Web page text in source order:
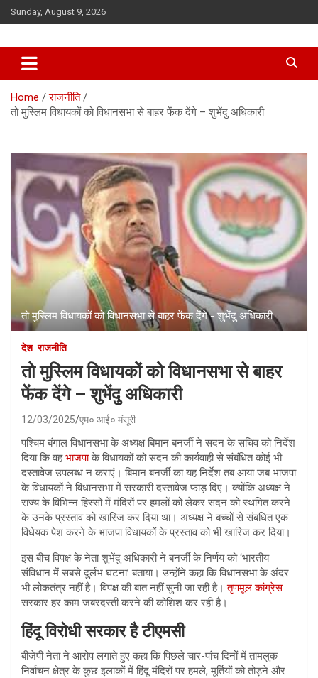
Skip
to
Sunday, August 9, 2026
Home
राजनीति
तो मुस्लिम विधायकों को विधानसभा से बाहर फेंक देंगे – शुभेंदु अधिकारी
तो मुस्लिम विधायकों को विधानसभा से बाहर फेंक देंगे - शुभेंदु अधिकारी
देश राजनीति
तो मुस्लिम विधायकों को विधानसभा से बाहर
फेंक देंगे – शुभेंदु अधिकारी
12/03/2025 एम० आई० मंसूरी
पश्चिम बंगाल विधानसभा के अध्यक्ष बिमान बनर्जी ने सदन के सचिव को निर्देश
दिया कि वहभाजपाके विधायकों को सदन की कार्यवाही से संबंधित कोई भी
दस्तावेज उपलब्ध न कराएं। बिमान बनर्जी का यह निर्देश तब आया जब भाजपा
के विधायकों ने विधानसभा में सरकारी दस्तावेज फाड़ दिए। क्योंकि अध्यक्ष ने
राज्य के विभिन्न हिस्सों में मंदिरों पर हमलों को लेकर सदन को स्थगित करने
के उनके प्रस्ताव को खारिज कर दिया था। अध्यक्ष ने बच्चों से संबंधित एक
विधेयक पेश करने के भाजपा विधायकों के प्रस्ताव को भी खारिज कर दिया।
इस बीच विपक्ष के नेता शुभेंदु अधिकारी ने बनर्जी के निर्णय को ‘भारतीय
संविधान में सबसे दुर्लभ घटना’ बताया। उन्होंने कहा कि विधानसभा के अंदर
भी लोकतंत्र नहीं है। विपक्ष की बात नहीं सुनी जा रही है।तृणमूल कांग्रेस
सरकार हर काम जबरदस्ती करने की कोशिश कर रही है।
हिंदू विरोधी सरकार है टीएमसी
बीजेपी नेता ने आरोप लगाते हुए कहा कि पिछले चार-पांच दिनों में तामलुक
निर्वाचन क्षेत्र के कुछ इलाकों में हिंदू मंदिरों पर हमले, मूर्तियों को तोड़ने और